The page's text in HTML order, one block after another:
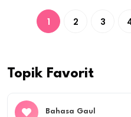
1 2 3
Topik Favorit
Bahasa Gaul